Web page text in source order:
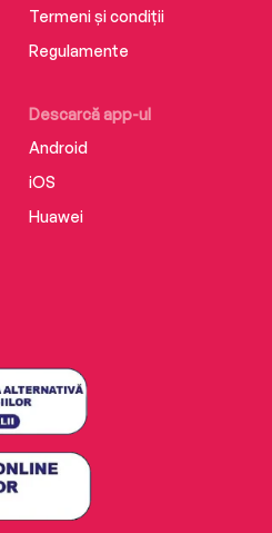
Descarcă app-ul
Android
iOS
Huawei
Termeni și condiții
Regulamente